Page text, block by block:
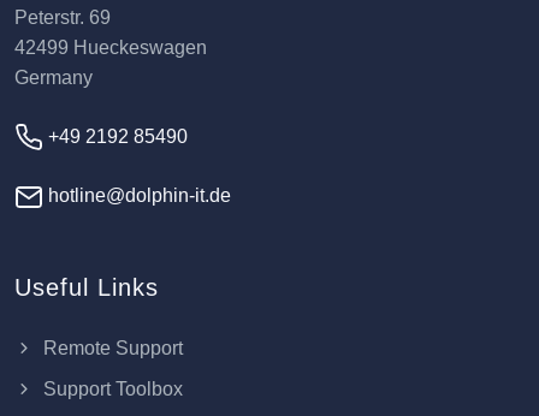
Peterstr. 69
42499 Hueckeswagen
Germany
+49 2192 85490
hotline@dolphin-it.de
Useful Links
Remote Support
Support Toolbox